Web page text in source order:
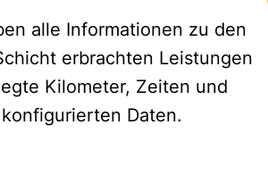
alle Informationen zu den
erbrachten Leistungen
Kilometer, Zeiten und
Daten.